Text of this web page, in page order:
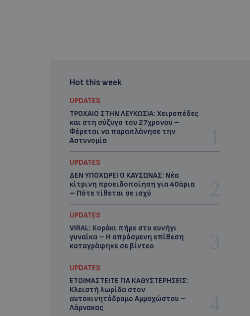
Hot this week
UPDATES
ΤΡΟΧΑΙΟ ΣΤΗΝ ΛΕΥΚΩΣΙΑ: Χειροπέδες
και στη σύζυγο του 27χρονου –
Φέρεται να παραπλάνησε την
Αστυνομία
UPDATES
ΔΕΝ ΥΠΟΧΩΡΕΙ Ο ΚΑΥΣΩΝΑΣ: Νέα
κίτρινη προειδοποίηση για 40άρια
– Πότε τίθεται σε ισχύ
UPDATES
VIRAL: Κοράκι πήρε στο κυνήγι
γυναίκα – Η απρόσμενη επίθεση
καταγράφηκε σε βίντεο
UPDATES
ΕΤΟΙΜΑΣΤΕΙΤΕ ΓΙΑ ΚΑΘΥΣΤΕΡΗΣΕΙΣ:
Κλειστή λωρίδα στον
αυτοκινητόδρομο Αμμοχώστου –
Λάρνακας